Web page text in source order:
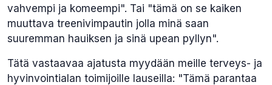
vahvempi ja komeempi". Tai "tämä on se kaiken
muuttava treenivimpautin jolla minä saan
suuremman hauiksen ja sinä upean pyllyn".
Tätä vastaavaa ajatusta myydään meille terveys- ja
hyvinvointialan toimijoille lauseilla: "Tämä parantaa